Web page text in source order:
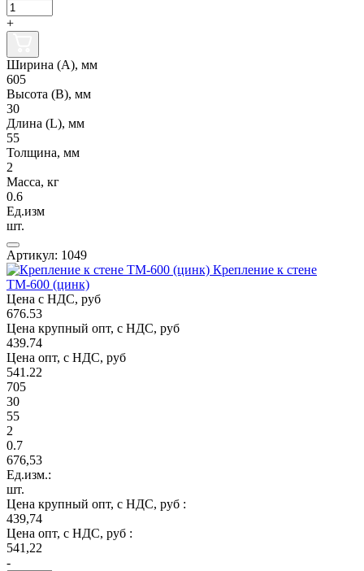
+
Ширина (А), мм
605
Высота (В), мм
30
Длина (L), мм
55
Толщина, мм
2
Масса, кг
0.6
Ед.изм
шт.
Артикул: 1049
Крепление к стене
ТМ-600 (цинк)
Цена с НДС, руб
676.53
Цена крупный опт, с НДС, руб
439.74
Цена опт, с НДС, руб
541.22
705
30
55
2
0.7
676,53
Ед.изм.:
шт.
Цена крупный опт, с НДС, руб :
439,74
Цена опт, с НДС, руб :
541,22
-